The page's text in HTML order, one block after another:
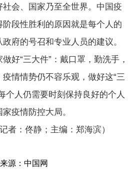
会、国家乃至全世界。中国疫
段性胜利的原因就是每个人的
府的号召和专业人员的建议。
好“三大件”：戴口罩，勤洗手，
情情势仍不容乐观，做好这“三
个人仍需要时刻保持良好的个人
疫情防控大局。
：佟静；主编：郑海滨）
来源：中国网